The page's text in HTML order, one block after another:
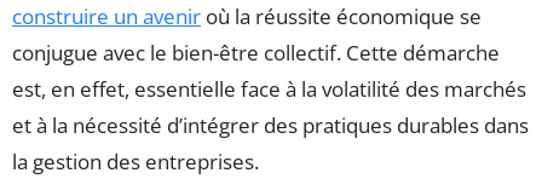
construire un avenir où la réussite économique se
conjugue avec le bien-être collectif. Cette démarche
est, en effet, essentielle face à la volatilité des marchés
et à la nécessité d’intégrer des pratiques durables dans
la gestion des entreprises.